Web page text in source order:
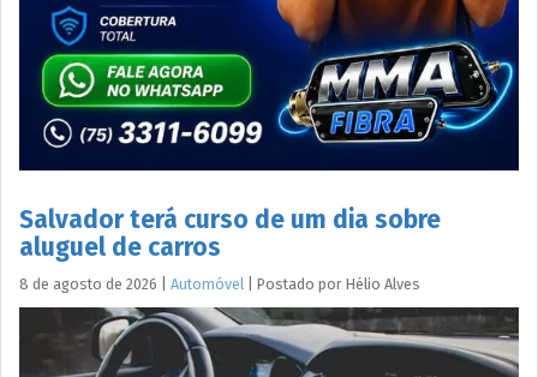
Salvador terá curso de um dia sobre
aluguel de carros
8 de agosto de 2026 Automóvel Postado por Hélio Alves